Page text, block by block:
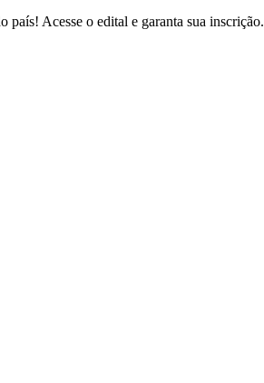
país! Acesse o edital e garanta sua inscrição.